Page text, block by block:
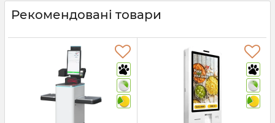
Рекомендовані товари